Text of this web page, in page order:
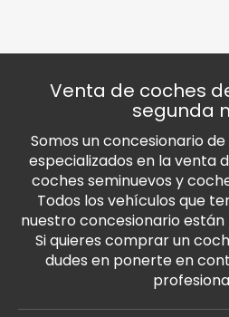
Venta de coches
segunda
Somos un concesionario
especializados en la venta
coches seminuevos y
Todos los vehículos que
nuestro concesionario
Si quieres comprar un
dudes en ponerte en